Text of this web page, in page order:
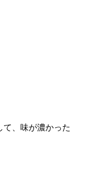
て、味が濃かった